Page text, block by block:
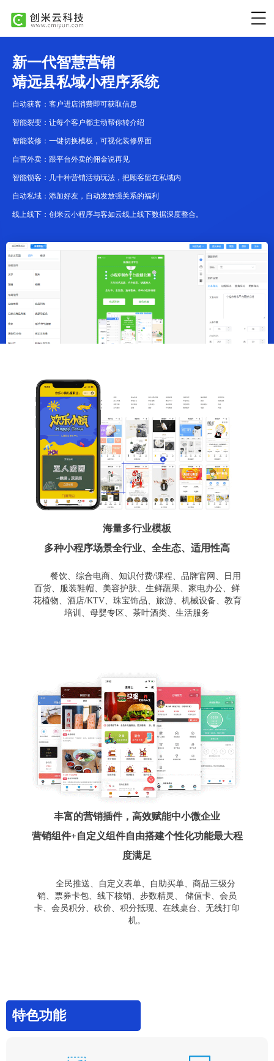
新一代智慧营销
靖远县私域小程序系统
自动获客：客户进店消费即可获取信息
智能裂变：让每个客户都主动帮你转介绍
智能装修：一键切换模板，可视化装修界面
自营外卖：跟平台外卖的佣金说再见
智能锁客：几十种营销活动玩法，把顾客留在私域内
自动私域：添加好友，自动发放强关系的福利
线上线下：创米云小程序与客如云线上线下数据深度整合。
海量多行业模板
多种小程序场景全行业、全生态、适用性高
餐饮、综合电商、知识付费/课程、品牌官网、日用
百货、服装鞋帽、美容护肤、生鲜蔬果、家电办公、鲜
花植物、酒店/KTV、珠宝饰品、旅游、机械设备、教育
培训、母婴专区、茶叶酒类、生活服务
丰富的营销插件，高效赋能中小微企业
营销组件+自定义组件自由搭建个性化功能最大程
度满足
全民推送、自定义表单、自助买单、商品三级分
销、票券卡包、线下核销、步数精灵、 储值卡、会员
卡、会员积分、砍价、积分抵现、在线桌台、无线打印
机。
特色功能